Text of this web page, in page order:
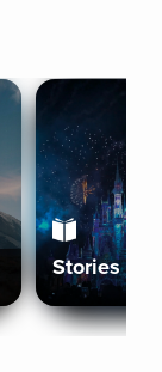
Stories